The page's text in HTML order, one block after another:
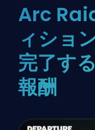
Arc
ィショ
完了す
報酬